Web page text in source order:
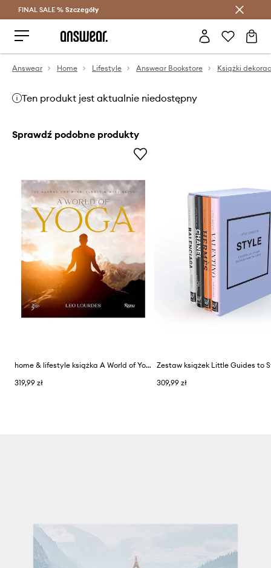
Oszczędzaj z Answear Club >
FINAL SALE % Szczegóły
Answear Home Lifestyle Answear Bookstore Książki
Ten produkt jest aktualnie niedostępny
Sprawdź podobne produkty
home & lifestyle książka A World of Yoga by Leo Lourdes, English
319,99 zł
309,99 zł